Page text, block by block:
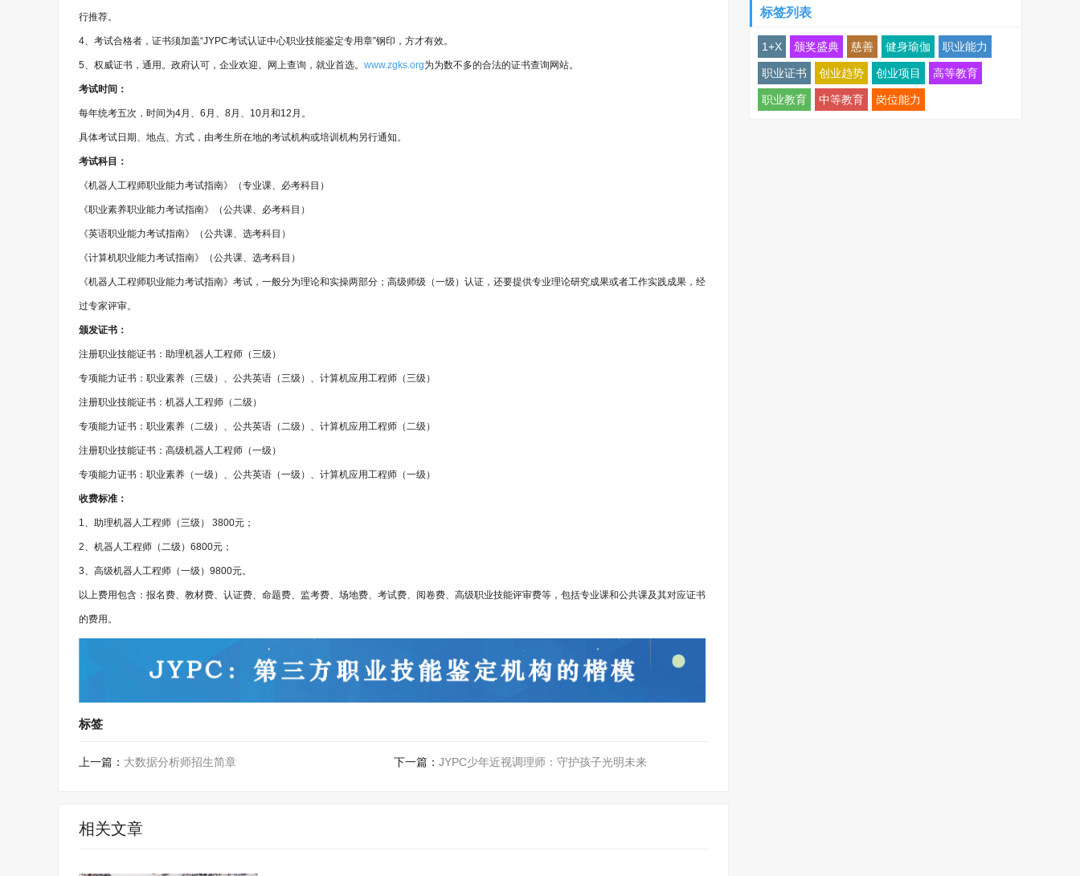
行推荐。
4、考试合格者，证书须加盖“JYPC考试认证中心职业技能鉴定专用章”钢印，方才有效。
5、权威证书，通用。政府认可，企业欢迎。网上查询，就业首选。 www.zgks.org为为数不多的合法的证书查询网站。
考试时间：
每年统考五次，时间为4月、6月、8月、10月和12月。
具体考试日期、地点、方式，由考生所在地的考试机构或培训机构另行通知。
考试科目：
《机器人工程师职业能力考试指南》（专业课、必考科目）
《职业素养职业能力考试指南》（公共课、必考科目）
《英语职业能力考试指南》（公共课、选考科目）
《计算机职业能力考试指南》（公共课、选考科目）
《机器人工程师职业能力考试指南》考试，一般分为理论和实操两部分；高级师级（一级）认证，还要提供专业理论研究成果或者工作实践成果，经
过专家评审。
颁发证书：
注册职业技能证书：助理机器人工程师（三级）
专项能力证书：职业素养（三级）、公共英语（三级）、计算机应用工程师（三级）
注册职业技能证书：机器人工程师（二级）
专项能力证书：职业素养（二级）、公共英语（二级）、计算机应用工程师（二级）
注册职业技能证书：高级机器人工程师（一级）
专项能力证书：职业素养（一级）、公共英语（一级）、计算机应用工程师（一级）
收费标准：
1、助理机器人工程师（三级） 3800元；
2、机器人工程师（二级）6800元；
3、高级机器人工程师（一级）9800元。
以上费用包含：报名费、教材费、认证费、命题费、监考费、场地费、考试费、阅卷费、高级职业技能评审费等，包括专业课和公共课及其对应证书
的费用。
标签
上一篇： 大数据分析师招生简章 下一篇： JYPC少年近视调理师：守护孩子光明未来
相关文章
标签列表
1+X 颁奖盛典 慈善 健身瑜伽 职业能力
职业证书 创业趋势 创业项目 高等教育
职业教育 中等教育 岗位能力